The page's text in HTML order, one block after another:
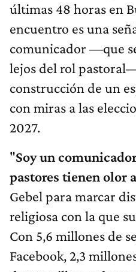
últimas 48 horas en
encuentro es una
comunicador —que
lejos del rol
construcción de un
con miras a las
2027.
"Soy un
pastores tienen olor
Gebel para marcar
religiosa con la que
Con 5,6 millones de
Facebook, 2,3